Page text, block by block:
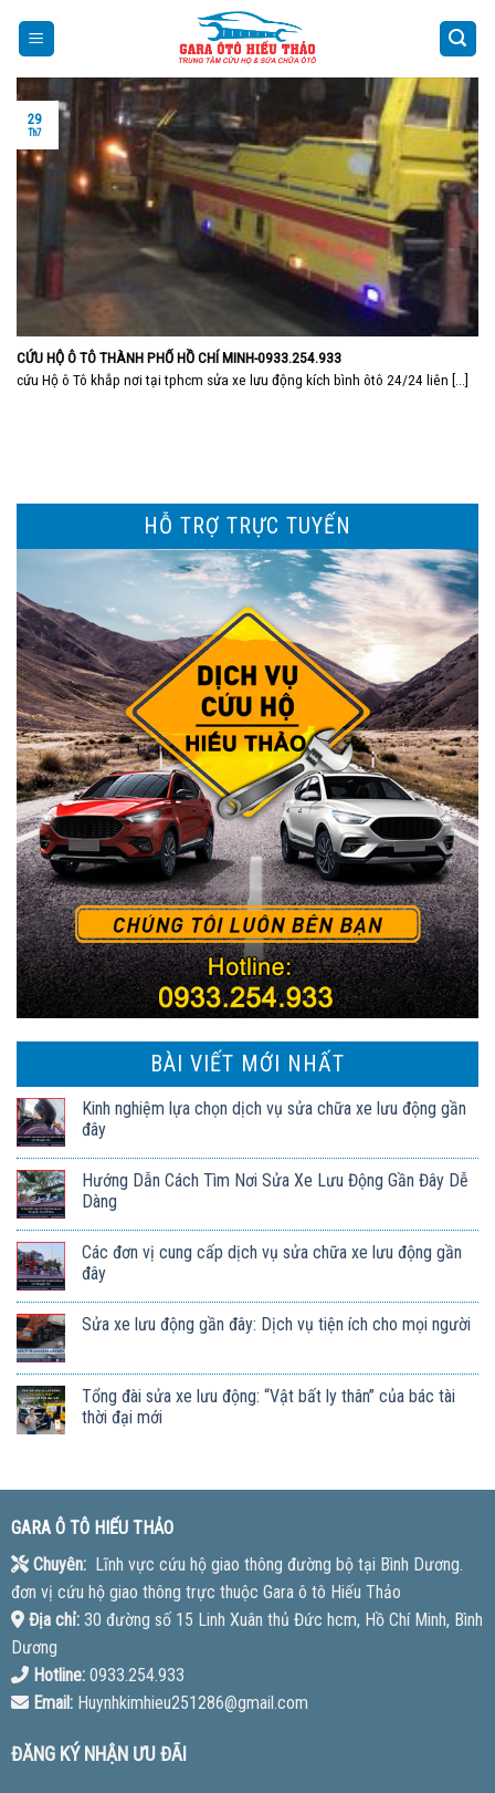
CỨU HỘ Ô TÔ THÀNH PHỐ HỒ CHÍ MINH-0933.254.933
cứu Hộ ô Tô khắp nơi tại tphcm sửa xe lưu động kích bình ôtô 24/24 liên [...]
29
Th7
HỖ TRỢ TRỰC TUYẾN
BÀI VIẾT MỚI NHẤT
Kinh nghiệm lựa chọn dịch vụ sửa chữa xe lưu động gần
đây
Hướng Dẫn Cách Tìm Nơi Sửa Xe Lưu Động Gần Đây Dễ
Dàng
Các đơn vị cung cấp dịch vụ sửa chữa xe lưu động gần
đây
Sửa xe lưu động gần đây: Dịch vụ tiện ích cho mọi người
Tổng đài sửa xe lưu động: “Vật bất ly thân” của bác tài
thời đại mới
GARA Ô TÔ HIẾU THẢO
Chuyên:Lĩnh vực cứu hộ giao thông đường bộ tại Bình Dương.
đơn vị cứu hộ giao thông trực thuộc Gara ô tô Hiếu Thảo
Địa chỉ:30 đường số 15 Linh Xuân thủ Đức hcm, Hồ Chí Minh, Bình
Dương
Hotline:0933.254.933
Email:Huynhkimhieu251286@gmail.com
ĐĂNG KÝ NHẬN ƯU ĐÃI